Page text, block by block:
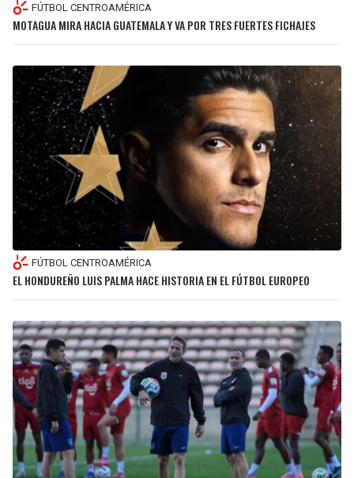
FÚTBOL CENTROAMÉRICA
MOTAGUA MIRA HACIA GUATEMALA Y VA POR TRES FUERTES FICHAJES
FÚTBOL CENTROAMÉRICA
EL HONDUREÑO LUIS PALMA HACE HISTORIA EN EL FÚTBOL EUROPEO